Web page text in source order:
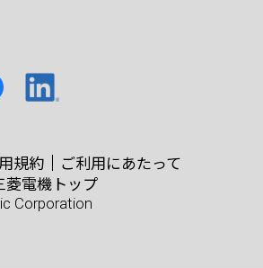
規約
ご利用にあたって
菱電機トップ
Corporation